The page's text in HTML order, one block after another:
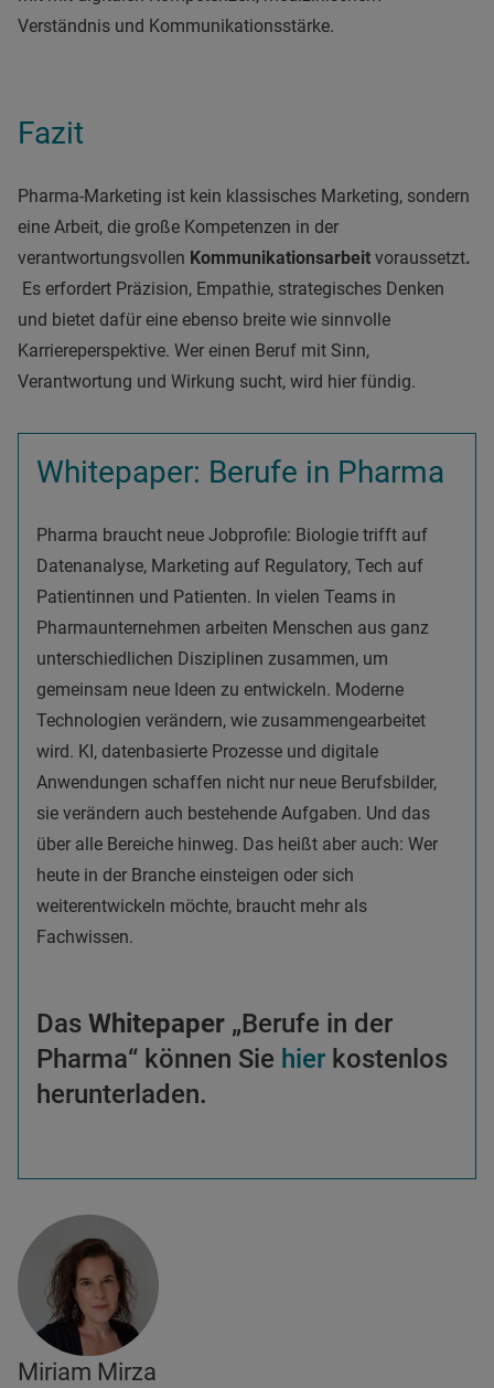
Verständnis und Kommunikationsstärke.
Fazit
Pharma-Marketing ist kein klassisches Marketing, sondern
eine Arbeit, die große Kompetenzen in der
verantwortungsvollen Kommunikationsarbeit voraussetzt.
Es erfordert Präzision, Empathie, strategisches Denken
und bietet dafür eine ebenso breite wie sinnvolle
Karriereperspektive. Wer einen Beruf mit Sinn,
Verantwortung und Wirkung sucht, wird hier fündig.
Whitepaper: Berufe in Pharma
Pharma braucht neue Jobprofile: Biologie trifft auf
Datenanalyse, Marketing auf Regulatory, Tech auf
Patientinnen und Patienten. In vielen Teams in
Pharmaunternehmen arbeiten Menschen aus ganz
unterschiedlichen Disziplinen zusammen, um
gemeinsam neue Ideen zu entwickeln. Moderne
Technologien verändern, wie zusammengearbeitet
wird. KI, datenbasierte Prozesse und digitale
Anwendungen schaffen nicht nur neue Berufsbilder,
sie verändern auch bestehende Aufgaben. Und das
über alle Bereiche hinweg. Das heißt aber auch: Wer
heute in der Branche einsteigen oder sich
weiterentwickeln möchte, braucht mehr als
Fachwissen.
Das Whitepaper „Berufe in der
Pharma“ können Sie hier kostenlos
herunterladen.
Miriam Mirza